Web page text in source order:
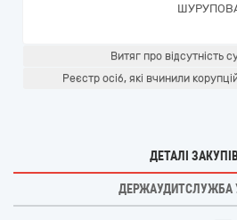
Витяг про відсутність
Реєстр осіб, які вчинили
ДЕТАЛІ
ДЕРЖАУДИТСЛУЖБА